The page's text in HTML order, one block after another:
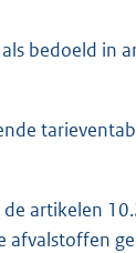
bedoeld in
artikelen
afvalstoffen